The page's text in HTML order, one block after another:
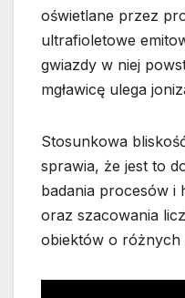
oświetlane przez
ultrafioletowe
gwiazdy w niej
mgławicę ulega
Stosunkowa
sprawia, że jest to
badania procesów i
oraz szacowania
obiektów o różnych